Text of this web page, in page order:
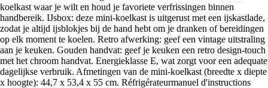
koelkast waar je wilt en houd je favoriete verfrissingen binnen
handbereik. IJsbox: deze mini-koelkast is uitgerust met een ijskastlade,
zodat je altijd ijsblokjes bij de hand hebt om je dranken of bereidingen
op elk moment te koelen. Retro afwerking: geef een vintage uitstraling
aan je keuken. Gouden handvat: geef je keuken een retro design-touch
met het chroom handvat. Energieklasse E, wat zorgt voor een adequate
dagelijkse verbruik. Afmetingen van de mini-koelkast (breedte x diepte
x hoogte): 44,7 x 53,4 x 55 cm. Réfrigérateurmanuel d'instructions